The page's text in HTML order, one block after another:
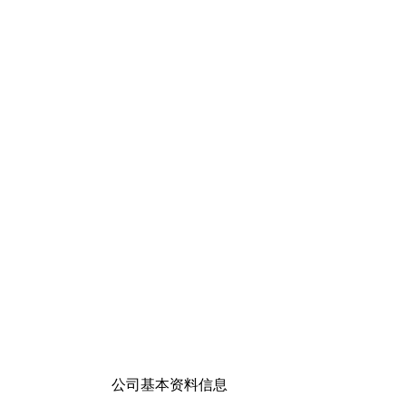
公司基本资料信息